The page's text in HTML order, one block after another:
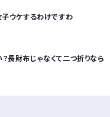
子ウケするわけですわ
長財布じゃなくて二つ折りなら